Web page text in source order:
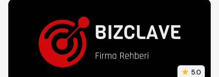
5.0